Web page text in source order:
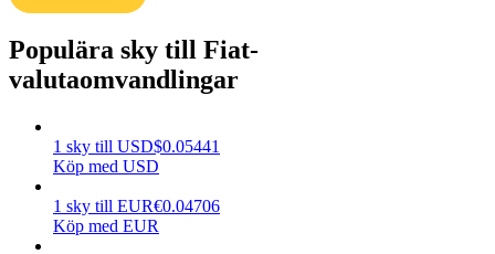
Populära sky till Fiat-
valutaomvandlingar
1 sky till USD$0.05441
Köp med USD
1 sky till EUR€0.04706
Köp med EUR